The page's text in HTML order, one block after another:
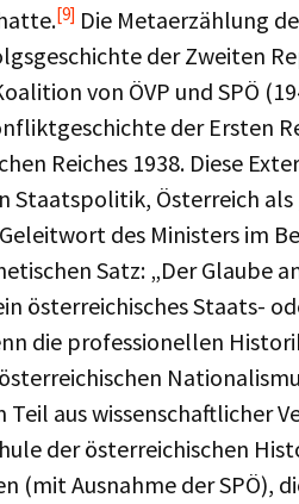
[9] Die Metaerzählung
der Zweiten
von ÖVP und SPÖ
der Ersten
Reiches 1938. Diese
Österreich als
des Ministers im
Satz: „Der Glaube
österreichisches Staats-
die professionellen
Teil aus wissenschaftlicher
der österreichischen
Ausnahme der SPÖ),